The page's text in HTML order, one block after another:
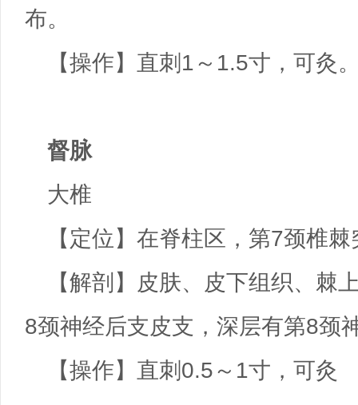
布。
【操作】直刺1～1.5寸，可灸
督脉
大椎
【定位】在脊柱区，第7颈椎
【解剖】皮肤、皮下组织、棘
8颈神经后支皮支，深层有第8颈
【操作】直刺0.5～1寸，可灸